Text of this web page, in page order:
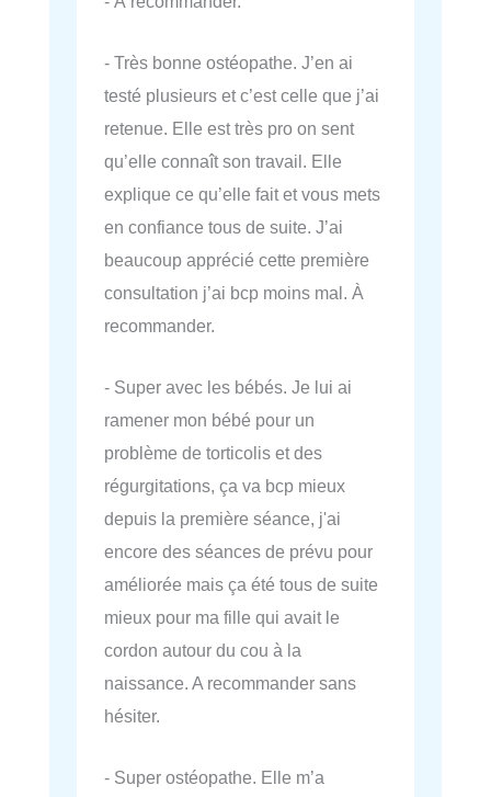
- Très bonne ostéopathe. J’en ai
testé plusieurs et c’est celle que j’ai
retenue. Elle est très pro on sent
qu’elle connaît son travail. Elle
explique ce qu’elle fait et vous mets
en confiance tous de suite. J’ai
beaucoup apprécié cette première
consultation j’ai bcp moins mal. À
recommander.
- Super avec les bébés. Je lui ai
ramener mon bébé pour un
problème de torticolis et des
régurgitations, ça va bcp mieux
depuis la première séance, j'ai
encore des séances de prévu pour
améliorée mais ça été tous de suite
mieux pour ma fille qui avait le
cordon autour du cou à la
naissance. A recommander sans
hésiter.
- Super ostéopathe. Elle m’a